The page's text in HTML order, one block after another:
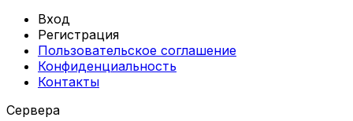
Вход
Регистрация
Пользовательское соглашение
Конфиденциальность
Контакты
Сервера